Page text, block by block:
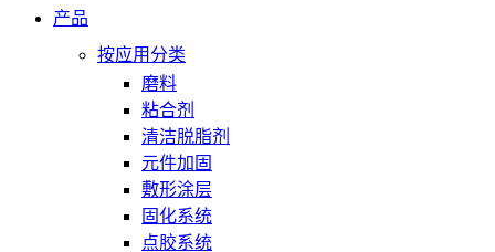
产品
按应用分类
磨料
粘合剂
清洁脱脂剂
元件加固
敷形涂层
固化系统
点胶系统